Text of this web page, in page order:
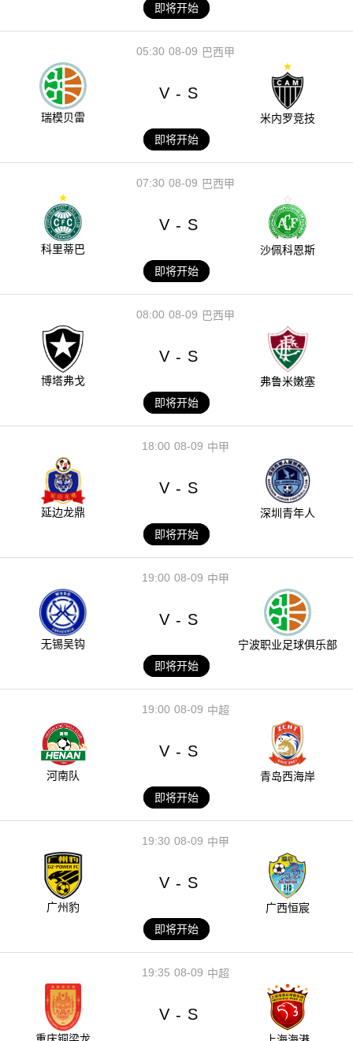
即将开始
08-09
05:30 巴西甲
瑞模贝雷
V - S
米内罗竞技
即将开始
08-09
07:30 巴西甲
科里蒂巴
V - S
沙佩科恩斯
即将开始
08-09
08:00 巴西甲
博塔弗戈
V - S
弗鲁米嫩塞
即将开始
08-09
18:00 中甲
延边龙鼎
V - S
深圳青年人
即将开始
08-09
19:00 中甲
无锡吴钩
V - S
宁波职业足球俱乐部
即将开始
08-09
19:00 中超
河南队
V - S
青岛西海岸
即将开始
08-09
19:30 中甲
广州豹
V - S
广西恒宸
即将开始
08-09
19:35 中超
重庆铜梁龙
V - S